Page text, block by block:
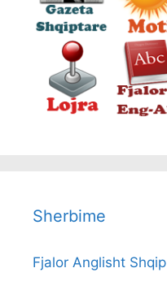
Sherbime
Fjalor Anglisht Shqip